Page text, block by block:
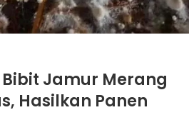
Jamur Merang
Hasilkan Panen